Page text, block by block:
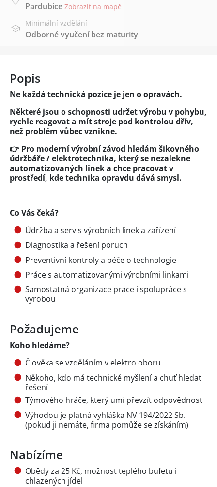
Pardubice Zobrazit na mapě
Minimální vzdělání
Odborné vyučení bez maturity
Popis
Ne každá technická pozice je jen o opravách.
Některé jsou o schopnosti udržet výrobu v pohybu,
rychle reagovat a mít stroje pod kontrolou dřív,
než problém vůbec vznikne.
👉 Pro moderní výrobní závod hledám šikovného
údržbáře / elektrotechnika, který se nezalekne
automatizovaných linek a chce pracovat v
prostředí, kde technika opravdu dává smysl.
Co Vás čeká?
Údržba a servis výrobních linek a zařízení
Diagnostika a řešení poruch
Preventivní kontroly a péče o technologie
Práce s automatizovanými výrobními linkami
Samostatná organizace práce i spolupráce s
výrobou
Požadujeme
Koho hledáme?
Člověka se vzděláním v elektro oboru
Někoho, kdo má technické myšlení a chuť hledat
řešení
Týmového hráče, který umí převzít odpovědnost
Výhodou je platná vyhláška NV 194/2022 Sb.
(pokud ji nemáte, firma pomůže se získáním)
Nabízíme
Obědy za 25 Kč, možnost teplého bufetu i
chlazených jídel